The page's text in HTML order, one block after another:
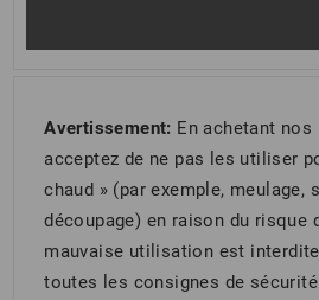
Avertissement: En achetant nos
acceptez de ne pas les utiliser
chaud » (par exemple, meulage,
découpage) en raison du risque
mauvaise utilisation est
toutes les consignes de